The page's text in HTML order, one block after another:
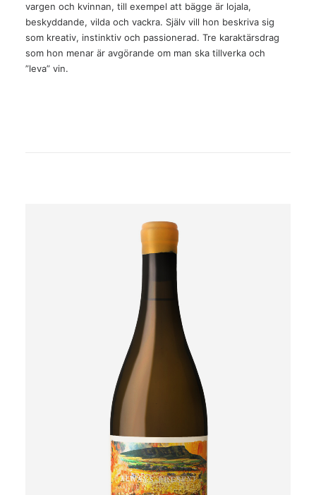
vargen och kvinnan, till exempel att bägge är lojala,
beskyddande, vilda och vackra. Själv vill hon beskriva sig
som kreativ, instinktiv och passionerad. Tre karaktärsdrag
som hon menar är avgörande om man ska tillverka och
”leva” vin.